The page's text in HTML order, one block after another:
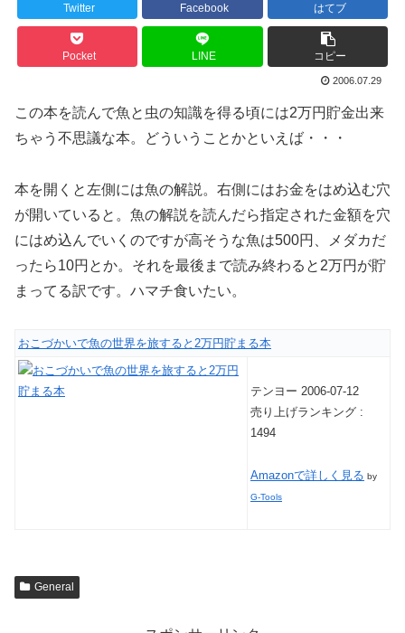
Twitter Facebook はてブ
Pocket LINE コピー
2006.07.29
この本を読んで魚と虫の知識を得る頃には2万円貯金出来
ちゃう不思議な本。どういうことかといえば・・・
本を開くと左側には魚の解説。右側にはお金をはめ込む穴
が開いていると。魚の解説を読んだら指定された金額を穴
にはめ込んでいくのですが高そうな魚は500円、メダカだ
ったら10円とか。それを最後まで読み終わると2万円が貯
まってる訳です。ハマチ食いたい。
おこづかいで魚の世界を旅すると2万円貯まる本
テンヨー 2006-07-12
売り上げランキング :
1494
Amazonで詳しく見る by
G-Tools
General